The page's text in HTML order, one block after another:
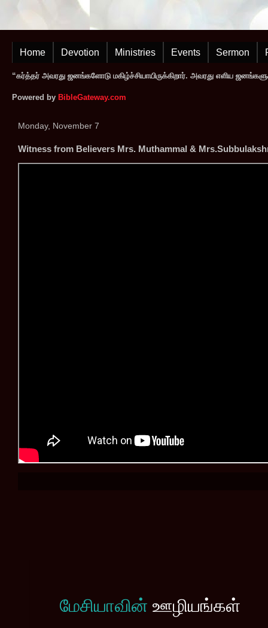
Home Devotion Ministries Events Sermon
“கர்த்தர் அவரது ஜனங்களோடு மகிழ்ச்சியாயிருக்கிறார். அவரது எளிய
Powered by BibleGateway.com
Monday, November 7
Witness from Believers Mrs. Muthammal &
மேசியாவின் ஊழியங்கள்